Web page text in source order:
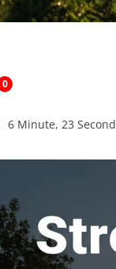
0
6 Minute, 23 Second